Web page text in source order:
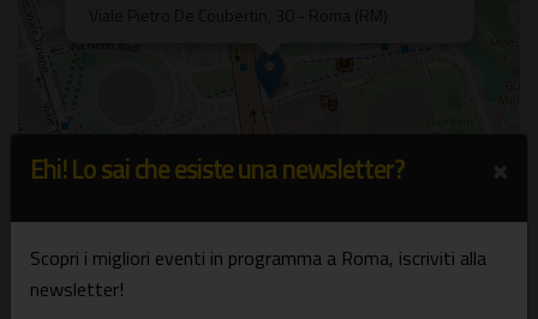
Ehi! Lo sai che esiste una newsletter?
Scopri i migliori eventi in programma a Roma, iscriviti alla
newsletter!